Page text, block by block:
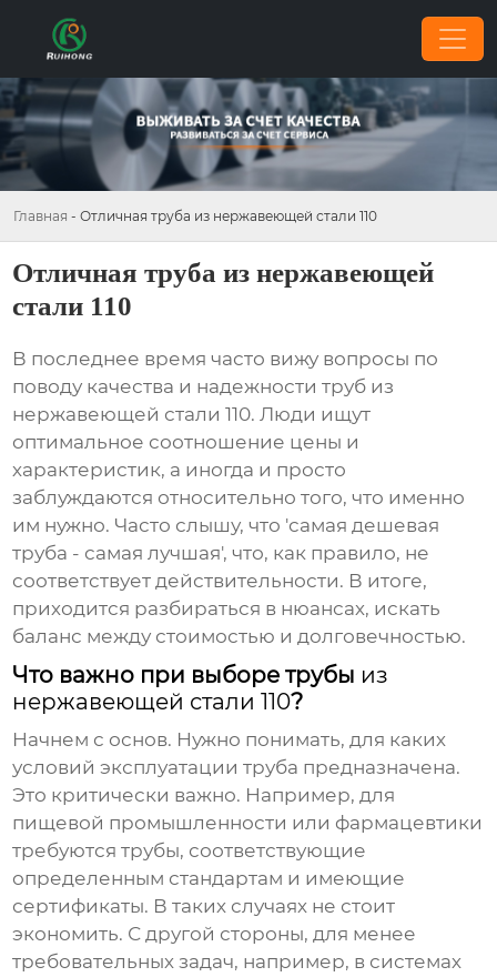
Главная - Отличная труба из нержавеющей стали 110
Отличная труба из нержавеющей
стали 110
В последнее время часто вижу вопросы по
поводу качества и надежности труб из
нержавеющей стали 110. Люди ищут
оптимальное соотношение цены и
характеристик, а иногда и просто
заблуждаются относительно того, что именно
им нужно. Часто слышу, что 'самая дешевая
труба - самая лучшая', что, как правило, не
соответствует действительности. В итоге,
приходится разбираться в нюансах, искать
баланс между стоимостью и долговечностью.
Что важно при выборе трубы из
нержавеющей стали 110?
Начнем с основ. Нужно понимать, для каких
условий эксплуатации труба предназначена.
Это критически важно. Например, для
пищевой промышленности или фармацевтики
требуются трубы, соответствующие
определенным стандартам и имеющие
сертификаты. В таких случаях не стоит
экономить. С другой стороны, для менее
требовательных задач, например, в системах